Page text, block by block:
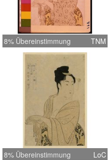
8% Übereinstimmung TNM
8% Übereinstimmung LoC